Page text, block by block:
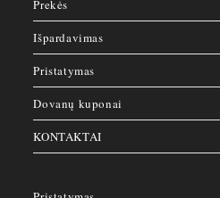
Prekės
Išpardavimas
Pristatymas
Dovanų kuponai
KONTAKTAI